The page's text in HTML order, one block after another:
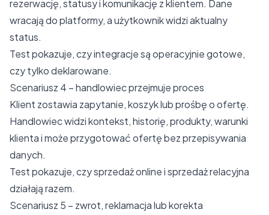
rezerwację, statusy i komunikację z klientem. Dane
wracają do platformy, a użytkownik widzi aktualny
status.
Test pokazuje, czy integracje są operacyjnie gotowe,
czy tylko deklarowane.
Scenariusz 4 – handlowiec przejmuje proces
Klient zostawia zapytanie, koszyk lub prośbę o ofertę.
Handlowiec widzi kontekst, historię, produkty, warunki
klienta i może przygotować ofertę bez przepisywania
danych.
Test pokazuje, czy sprzedaż online i sprzedaż relacyjna
działają razem.
Scenariusz 5 – zwrot, reklamacja lub korekta